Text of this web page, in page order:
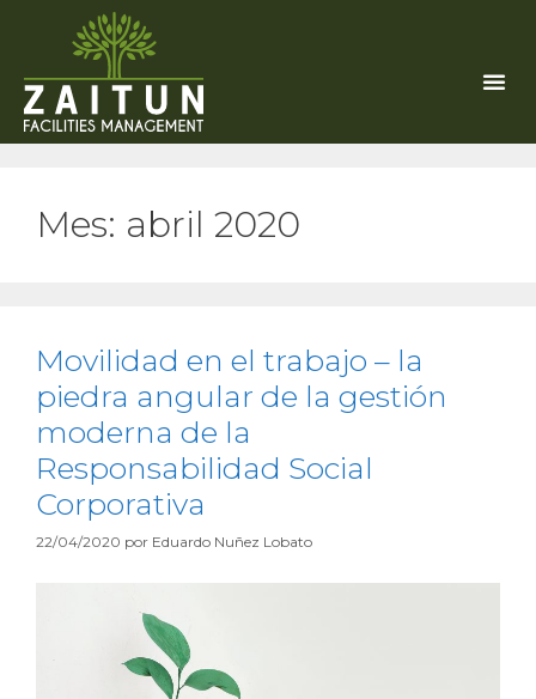
Mes: abril 2020
Movilidad en el trabajo – la
piedra angular de la gestión
moderna de la
Responsabilidad Social
Corporativa
22/04/2020 por Eduardo Nuñez Lobato